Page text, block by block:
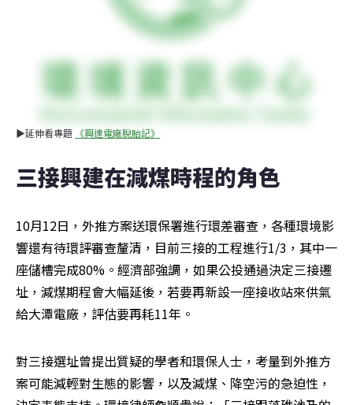
▶延伸看專題 《興達電廠脫胎記》
三接興建在減煤時程的角色
10月12日，外推方案送環保署進行環差審查，各種環境影
響還有待環評審查釐清，目前三接的工程進行1/3，其中一
座儲槽完成80%。經濟部強調，如果公投通過決定三接遷
址，減煤期程會大幅延後，若要再新設一座接收站來供氣
給大潭電廠，評估要再耗11年。
對三接選址曾提出質疑的學者和環保人士，考量到外推方
案可能減輕對生態的影響，以及減煤、降空污的急迫性，